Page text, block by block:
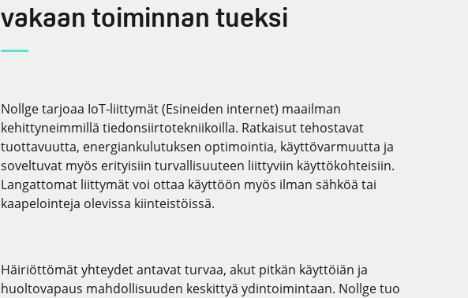
vakaan toiminnan tueksi
Nollge tarjoaa IoT-liittymät (Esineiden internet) maailman
kehittyneimmillä tiedonsiirtotekniikoilla. Ratkaisut tehostavat
tuottavuutta, energiankulutuksen optimointia, käyttövarmuutta ja
soveltuvat myös erityisiin turvallisuuteen liittyviin käyttökohteisiin.
Langattomat liittymät voi ottaa käyttöön myös ilman sähköä tai
kaapelointeja olevissa kiinteistöissä.
Häiriöttömät yhteydet antavat turvaa, akut pitkän käyttöiän ja
huoltovapaus mahdollisuuden keskittyä ydintoimintaan. Nollge tuo